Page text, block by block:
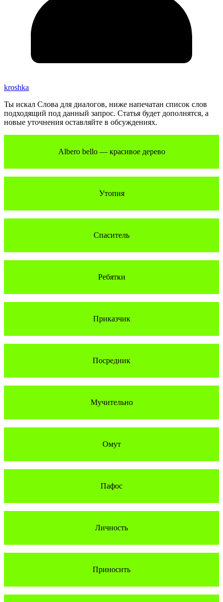
kroshka
Ты искал Слова для диалогов, ниже напечатан список слов
подходящий под данный запрос. Статья будет дополнятся, а
новые уточнения оставляйте в обсуждениях.
Albero bello — красивое дерево
Утопия
Спаситель
Ребятки
Приказчик
Посредник
Мучительно
Омут
Пафос
Личность
Приносить